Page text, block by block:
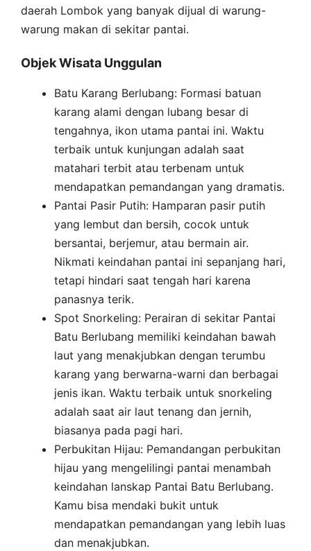
daerah Lombok yang banyak dijual di warung-
warung makan di sekitar pantai.
Objek Wisata Unggulan
Batu Karang Berlubang: Formasi batuan
karang alami dengan lubang besar di
tengahnya, ikon utama pantai ini. Waktu
terbaik untuk kunjungan adalah saat
matahari terbit atau terbenam untuk
mendapatkan pemandangan yang dramatis.
Pantai Pasir Putih: Hamparan pasir putih
yang lembut dan bersih, cocok untuk
bersantai, berjemur, atau bermain air.
Nikmati keindahan pantai ini sepanjang hari,
tetapi hindari saat tengah hari karena
panasnya terik.
Spot Snorkeling: Perairan di sekitar Pantai
Batu Berlubang memiliki keindahan bawah
laut yang menakjubkan dengan terumbu
karang yang berwarna-warni dan berbagai
jenis ikan. Waktu terbaik untuk snorkeling
adalah saat air laut tenang dan jernih,
biasanya pada pagi hari.
Perbukitan Hijau: Pemandangan perbukitan
hijau yang mengelilingi pantai menambah
keindahan lanskap Pantai Batu Berlubang.
Kamu bisa mendaki bukit untuk
mendapatkan pemandangan yang lebih luas
dan menakjubkan.